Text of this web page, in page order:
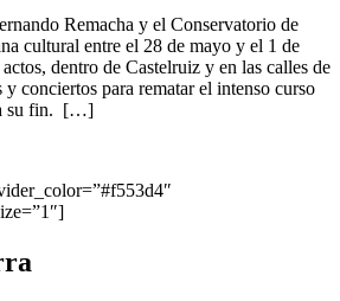
Remacha y el Conservatorio de
cultural entre el 28 de mayo y el 1 de
dentro de Castelruiz y en las calles de
conciertos para rematar el intenso curso
a su fin. […]